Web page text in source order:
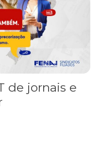
de jornais e